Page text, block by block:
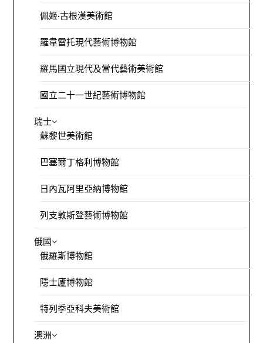
佩姬·古根漢美術館
羅韋雷托現代藝術博物館
羅馬國立現代及當代藝術美術館
國立二十一世紀藝術博物館
瑞士
蘇黎世美術館
巴塞爾丁格利博物館
日內瓦阿里亞納博物館
列支敦斯登藝術博物館
俄國
俄羅斯博物館
隱士廬博物館
特列季亞科夫美術館
澳洲